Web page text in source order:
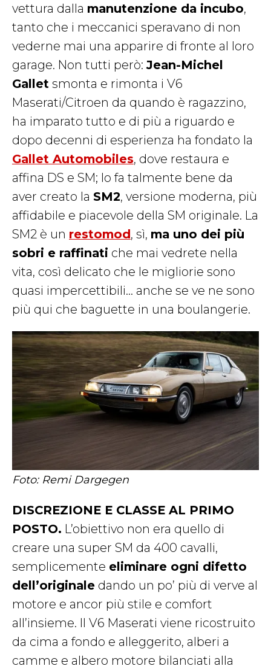
vettura dalla manutenzione da incubo,
tanto che i meccanici speravano di non
vederne mai una apparire di fronte al loro
garage. Non tutti però:Jean-Michel
Gallet smonta e rimonta i V6
Maserati/Citroen da quando è ragazzino,
ha imparato tutto e di più a riguardo e
dopo decenni di esperienza ha fondato la
Gallet Automobiles, dove restaura e
affina DS e SM; lo fa talmente bene da
aver creato la SM2, versione moderna, più
affidabile e piacevole della SM originale. La
SM2 è un restomod, sì, ma uno dei più
sobri e raffinati che mai vedrete nella
vita, così delicato che le migliorie sono
quasi impercettibili… anche se ve ne sono
più qui che baguette in una boulangerie.
Foto: Remi Dargegen
DISCREZIONE E CLASSE AL PRIMO
POSTO. L’obiettivo non era quello di
creare una super SM da 400 cavalli,
semplicemente eliminare ogni difetto
dell’originale dando un po’ più di verve al
motore e ancor più stile e comfort
all’insieme. Il V6 Maserati viene ricostruito
da cima a fondo e alleggerito, alberi a
camme e albero motore bilanciati alla